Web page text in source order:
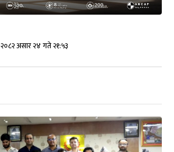
२०८२ असार २४ गते २१:५३